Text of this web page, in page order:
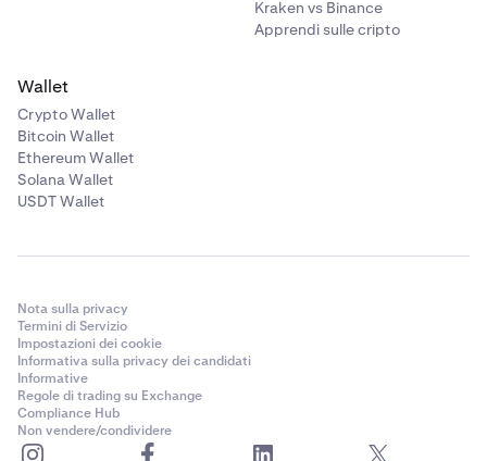
Kraken vs Binance
Apprendi sulle cripto
Wallet
Crypto Wallet
Bitcoin Wallet
Ethereum Wallet
Solana Wallet
USDT Wallet
Nota sulla privacy
Termini di Servizio
Impostazioni dei cookie
Informativa sulla privacy dei candidati
Informative
Regole di trading su Exchange
Compliance Hub
Non vendere/condividere